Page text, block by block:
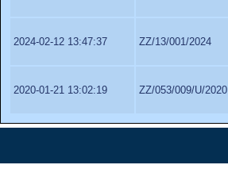
2024-02-12 13:47:37 ZZ/13/001/2024
2020-01-21 13:02:19 ZZ/053/009/U/2020